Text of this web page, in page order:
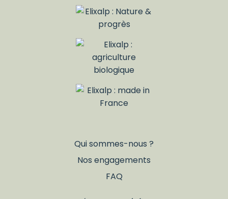
Qui sommes-nous ?
Nos engagements
FAQ